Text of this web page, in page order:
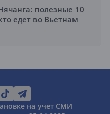
полезные 10
едет во Вьетнам
на учет СМИ